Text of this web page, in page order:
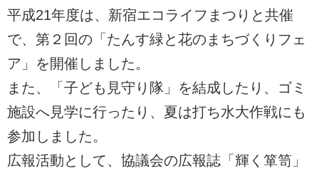
平成21年度は、新宿エコライフまつりと共催
で、第２回の「たんす緑と花のまちづくりフェ
ア」を開催しました。
また、「子ども見守り隊」を結成したり、ゴミ
施設へ見学に行ったり、夏は打ち水大作戦にも
参加しました。
広報活動として、協議会の広報誌「輝く箪笥」